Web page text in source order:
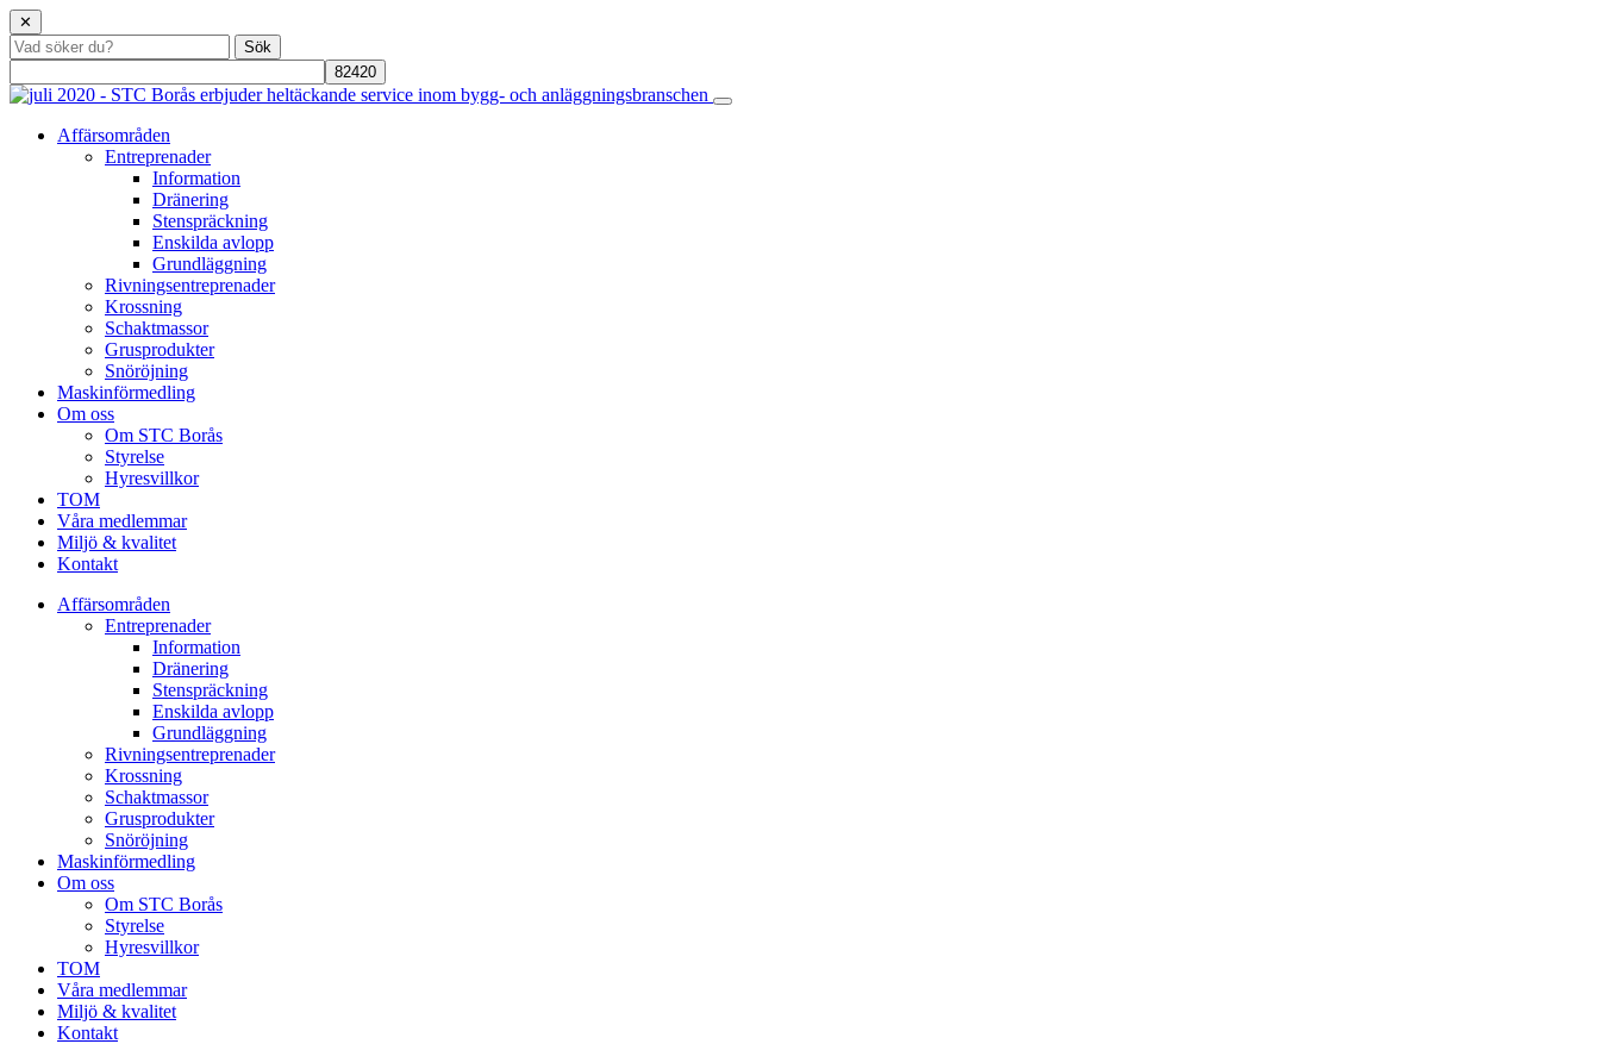
✕
Affärsområden
Entreprenader
Information
Dränering
Stenspräckning
Enskilda avlopp
Grundläggning
Rivningsentreprenader
Krossning
Schaktmassor
Grusprodukter
Snöröjning
Maskinförmedling
Om oss
Om STC Borås
Styrelse
Hyresvillkor
TOM
Våra medlemmar
Miljö & kvalitet
Kontakt
Affärsområden
Entreprenader
Information
Dränering
Stenspräckning
Enskilda avlopp
Grundläggning
Rivningsentreprenader
Krossning
Schaktmassor
Grusprodukter
Snöröjning
Maskinförmedling
Om oss
Om STC Borås
Styrelse
Hyresvillkor
TOM
Våra medlemmar
Miljö & kvalitet
Kontakt